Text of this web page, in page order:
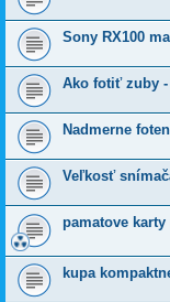
Sony RX100
Ako fotiť zuby
Nadmerne
Veľkosť
pamatove
kupa